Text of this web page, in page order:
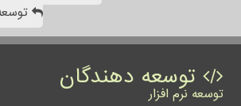
توسعه دهندگان
توسعه نرم افزار